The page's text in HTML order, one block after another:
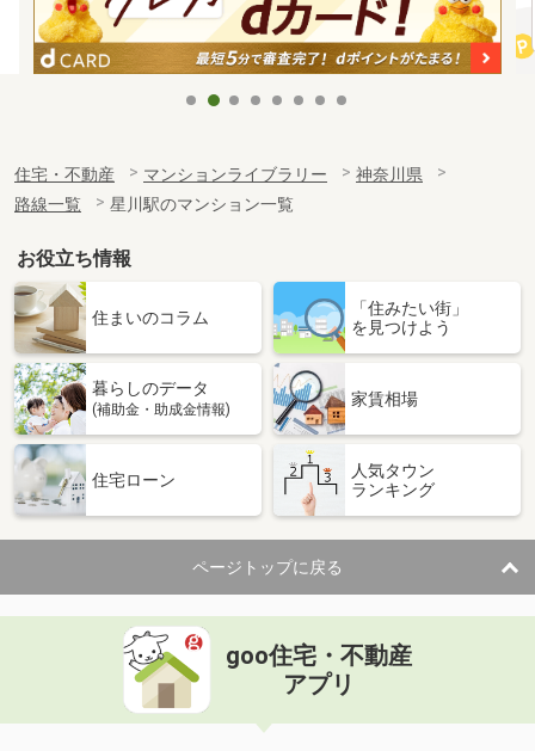
住宅・不動産 マンションライブラリー
神奈川県
路線一覧
星川駅のマンション一覧
お役立ち情報
住まいのコラム
「住みたい街」
を見つけよう
暮らしのデータ
(補助金・助成金情報)
家賃相場
住宅ローン
人気タウン
ランキング
ページトップに戻る
goo住宅・不動産
アプリ